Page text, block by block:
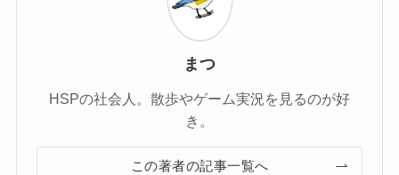
まつ
HSPの社会人。散歩やゲーム実況を見るのが好
き。
この著者の記事一覧へ